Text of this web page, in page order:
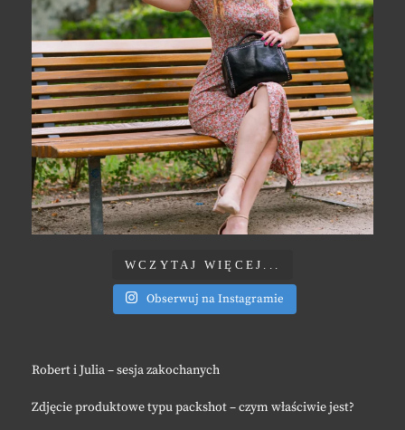
WCZYTAJ WIĘCEJ...
Obserwuj na Instagramie
Robert i Julia – sesja zakochanych
Zdjęcie produktowe typu packshot – czym właściwie jest?